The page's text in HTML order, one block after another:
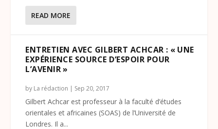
READ MORE
ENTRETIEN AVEC GILBERT ACHCAR : « UNE
EXPÉRIENCE SOURCE D’ESPOIR POUR
L’AVENIR »
by La rédaction | Sep 20, 2017
Gilbert Achcar est professeur à la faculté d’études
orientales et africaines (SOAS) de l’Université de
Londres. Il a...